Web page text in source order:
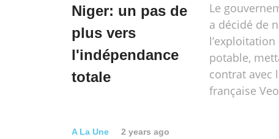
Niger: un pas de
plus vers
l'indépendance
totale
Le
a décidé de
potable,
contrat avec
française
A La Une 2 years ago